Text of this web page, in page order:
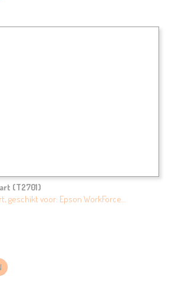
(T2701)
geschikt voor: Epson WorkForce…